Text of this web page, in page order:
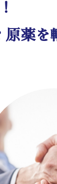
原薬を